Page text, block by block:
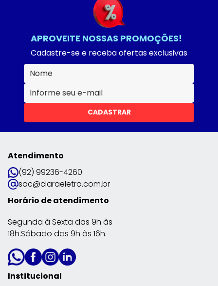
APROVEITE NOSSAS PROMOÇÕES!
Cadastre-se e receba ofertas exclusivas
CADASTRAR
Atendimento
(92) 99236-4260
sac@claraeletro.com.br
Horário de atendimento
Segunda à Sexta das 9h às
18h.Sábado das 9h às 16h.
Institucional